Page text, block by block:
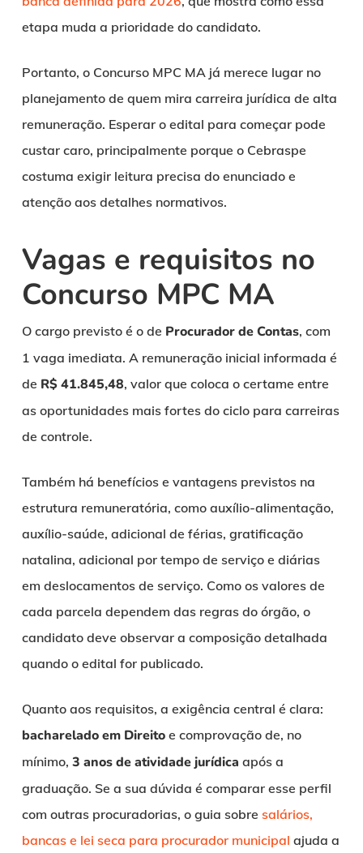
etapa muda a prioridade do candidato.
Portanto, o Concurso MPC MA já merece lugar no
planejamento de quem mira carreira jurídica de alta
remuneração. Esperar o edital para começar pode
custar caro, principalmente porque o Cebraspe
costuma exigir leitura precisa do enunciado e
atenção aos detalhes normativos.
Vagas e requisitos no
Concurso MPC MA
O cargo previsto é o de Procurador de Contas, com
1 vaga imediata. A remuneração inicial informada é
de R$ 41.845,48, valor que coloca o certame entre
as oportunidades mais fortes do ciclo para carreiras
de controle.
Também há benefícios e vantagens previstos na
estrutura remuneratória, como auxílio-alimentação,
auxílio-saúde, adicional de férias, gratificação
natalina, adicional por tempo de serviço e diárias
em deslocamentos de serviço. Como os valores de
cada parcela dependem das regras do órgão, o
candidato deve observar a composição detalhada
quando o edital for publicado.
Quanto aos requisitos, a exigência central é clara:
bacharelado em Direitoe comprovação de, no
mínimo, 3 anos de atividade jurídica após a
graduação. Se a sua dúvida é comparar esse perfil
com outras procuradorias, o guia sobre salários,
bancas e lei seca para procurador municipal ajuda a